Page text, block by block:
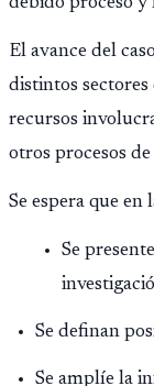
El avance del
distintos
recursos
otros procesos
Se espera que en
Se
Se definan
Se amplíe la